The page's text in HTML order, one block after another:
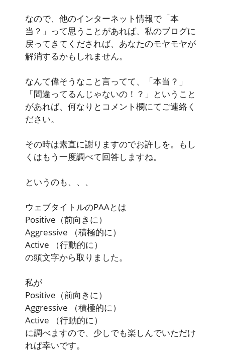
なので、他のインターネット情報で「本
当？」って思うことがあれば、私のブログに
戻ってきてくだされば、あなたのモヤモヤが
解消するかもしれません。
なんて偉そうなこと言ってて、「本当？」
「間違ってるんじゃないの！？」ということ
があれば、何なりとコメント欄にてご連絡く
ださい。
その時は素直に謝りますのでお許しを。もし
くはもう一度調べて回答しますね。
というのも、、、
ウェブタイトルのPAAとは
Positive （前向きに）
Aggressive
（積極的に）
Active
（行動的に）
の頭文字から取りました。
私が
Positive （前向きに）
Aggressive
（積極的に）
Active
（行動的に）
に調べますので、少しでも楽しんでいただけ
れば幸いです。